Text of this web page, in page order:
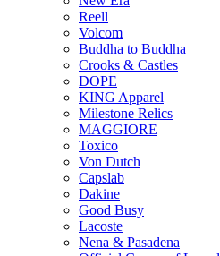
Reell
Volcom
Buddha to Buddha
Crooks & Castles
DOPE
KING Apparel
Milestone Relics
MAGGIORE
Toxico
Von Dutch
Capslab
Dakine
Good Busy
Lacoste
Nena & Pasadena